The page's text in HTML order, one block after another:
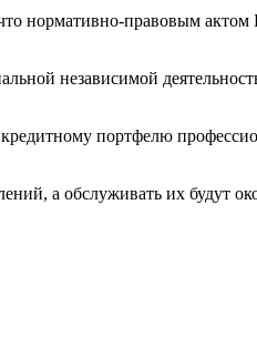
нормативно-правовым
независимой
портфелю
а обслуживать их будут